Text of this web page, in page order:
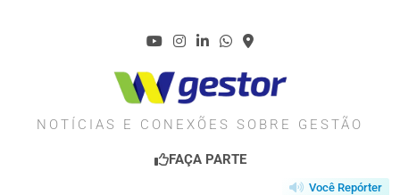
WGESTOR.COM.BR
NOTÍCIAS E CONEXÕES SOBRE GESTÃO
FAÇA PARTE
Você Repórter